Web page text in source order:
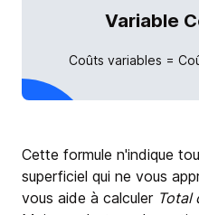
Variable
Coûts variables =
Cette formule n'indique
superficiel qui ne vous
vous aide à calculer Total